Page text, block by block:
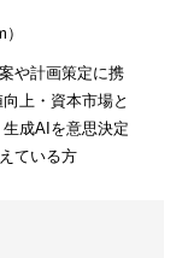
や計画策定に携
上・資本市場と
成AIを意思決定
ている方